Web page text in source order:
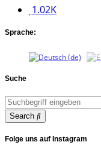
1.02K
Sprache:
Suche
Search
Folge uns auf Instagram